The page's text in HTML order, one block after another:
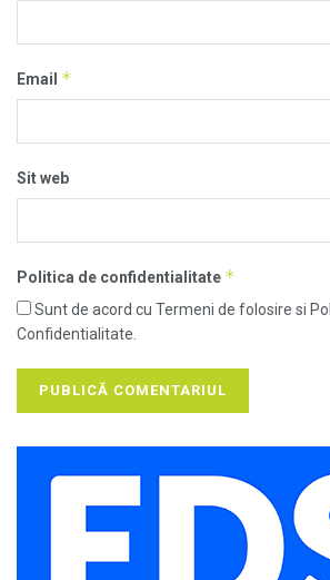
Email *
Sit web
Politica de confidentialitate *
Sunt de acord cu Termeni de folosire si
Confidentialitate.